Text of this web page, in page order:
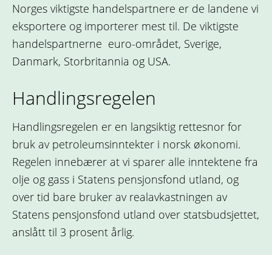
Norges viktigste handelspartnere er de landene vi
eksportere og importerer mest til. De viktigste
handelspartnerne euro-området, Sverige,
Danmark, Storbritannia og USA.
Handlingsregelen
Handlingsregelen er en langsiktig rettesnor for
bruk av petroleumsinntekter i norsk økonomi.
Regelen innebærer at vi sparer alle inntektene fra
olje og gass i Statens pensjonsfond utland, og
over tid bare bruker av realavkastningen av
Statens pensjonsfond utland over statsbudsjettet,
anslått til 3 prosent årlig.